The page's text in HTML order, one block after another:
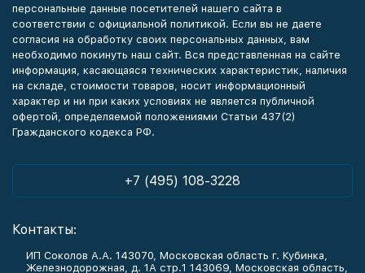
персональные данные посетителей нашего сайта в
соответствии с официальной политикой. Если вы не даете
согласия на обработку своих персональных данных, вам
необходимо покинуть наш сайт. Вся представленная на сайте
информация, касающаяся технических характеристик, наличия
на складе, стоимости товаров, носит информационный
характер и ни при каких условиях не является публичной
офертой, определяемой положениями Статьи 437(2)
Гражданского кодекса РФ.
+7 (495) 108-3228
Контакты:
ИП Соколов А.А. 143070, Московская область г. Кубинка,
Железнодорожная, д. 1А стр.1 143069, Московская область,